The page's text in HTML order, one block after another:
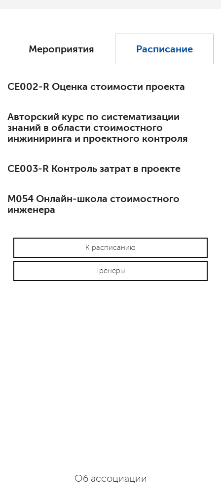
Мероприятия Расписание
СЕ002-R Оценка стоимости проекта
Авторский курс по систематизации
знаний в области стоимостного
инжиниринга и проектного контроля
СЕ003-R Контроль затрат в проекте
М054 Онлайн-школа стоимостного
инженера
К расписанию
Тренеры
Об ассоциации